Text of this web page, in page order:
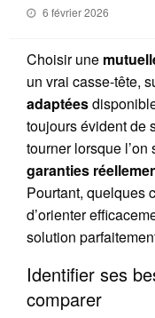
Posted
6 février 2026
Choisir une
un vrai casse-tête,
adaptées
toujours évident de
tourner lorsque
garanties
Pourtant, quelques
d’orienter
solution
Identifier ses
comparer